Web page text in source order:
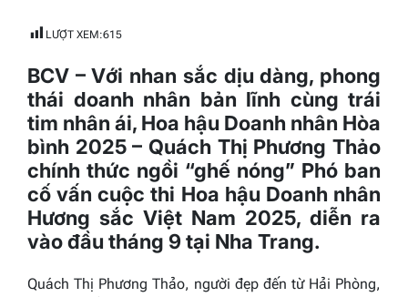
LƯỢT XEM:615
BCV – Với nhan sắc dịu dàng, phong
thái doanh nhân bản lĩnh cùng trái
tim nhân ái, Hoa hậu Doanh nhân Hòa
bình 2025 – Quách Thị Phương Thảo
chính thức ngồi “ghế nóng” Phó ban
cố vấn cuộc thi Hoa hậu Doanh nhân
Hương sắc Việt Nam 2025, diễn ra
vào đầu tháng 9 tại Nha Trang.
Quách Thị Phương Thảo, người đẹp đến từ Hải Phòng,